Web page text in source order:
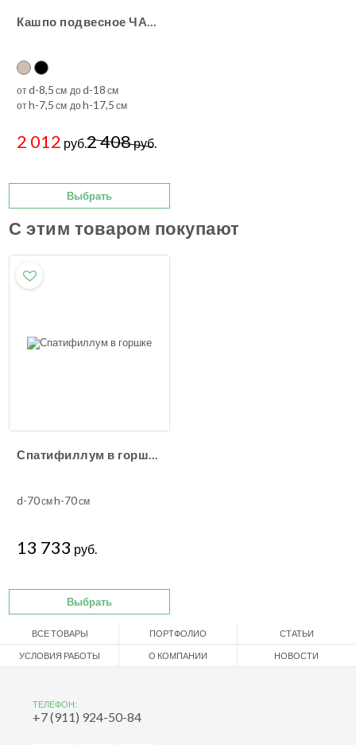
Кашпо подвесное ЧАРЛИ Rough
отd-8,5 см доd-18 см
отh-7,5 см доh-17,5 см
2 012 руб.2 408руб.
Выбрать
С этим товаром покупают
Спатифиллум в горшке
d-70смh-70см
13 733 руб.
Выбрать
ВСЕ ТОВАРЫ ПОРТФОЛИО СТАТЬИ
УСЛОВИЯ РАБОТЫ О КОМПАНИИ НОВОСТИ
ТЕЛЕФОН:
+7 (911) 924-50-84